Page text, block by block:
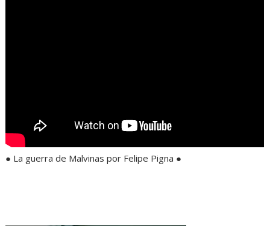
● La guerra de Malvinas por Felipe Pigna ●